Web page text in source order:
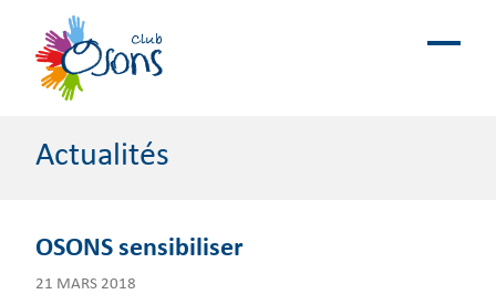
Actualités
OSONS sensibiliser
21 MARS 2018